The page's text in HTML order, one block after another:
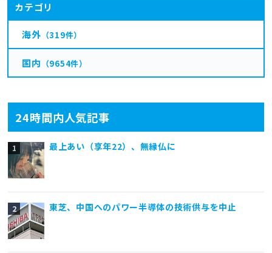
24時間内人気記事
最上あい（享年22）、無縁仏に
東芝、中国へのパワー半導体の技術供与を中止
カテゴリ
海外 （319件）
国内 （9654件）